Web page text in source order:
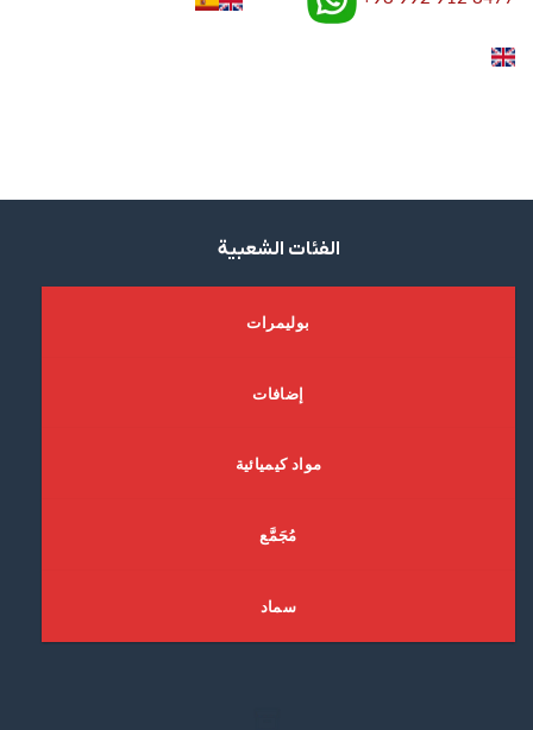
ﺍﻟﻔﺌﺎﺕ ﺍﻟﺸﻌﺒﻴﺔ
ﺑﻮﻟﻴﻤﺮﺍﺕ
ﺇﺿﺎﻓﺎﺕ
ﻣﻮﺍﺩ ﻛﻴﻤﻴﺎﺋﻴﺔ
ﻣُﺠَﻤَّﻊ
ﺳﻤﺎﺩ